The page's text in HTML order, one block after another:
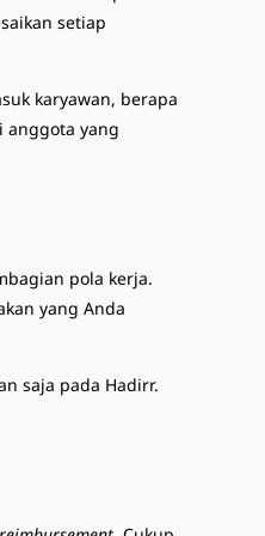
setiap
karyawan, berapa
anggota yang
pola kerja.
yang Anda
saja pada Hadirr.